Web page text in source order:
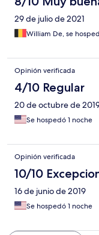
29 de julio de 2021
William De, se
Opinión verificada
4/10 Regular
20 de octubre de
Se hospedó 1 noche
Opinión verificada
10/10
16 de junio de 2019
Se hospedó 1 noche